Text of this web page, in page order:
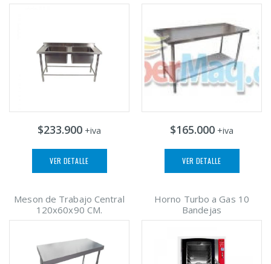
$233.900 +iva
VER DETALLE
$165.000 +iva
VER DETALLE
Meson de Trabajo Central
120x60x90 CM.
Horno Turbo a Gas 10
Bandejas